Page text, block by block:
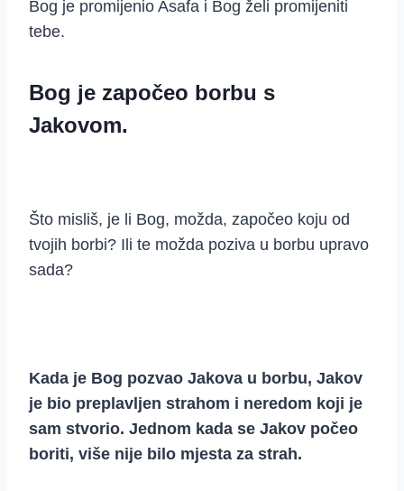
Bog je promijenio Asafa i Bog želi promijeniti
tebe.
Bog je započeo borbu s
Jakovom.
Što misliš, je li Bog, možda, započeo koju od
tvojih borbi? Ili te možda poziva u borbu upravo
sada?
Kada je Bog pozvao Jakova u borbu, Jakov
je bio preplavljen strahom i neredom koji je
sam stvorio. Jednom kada se Jakov počeo
boriti, više nije bilo mjesta za strah.